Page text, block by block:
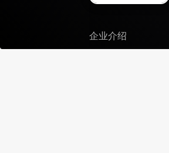
企业介绍